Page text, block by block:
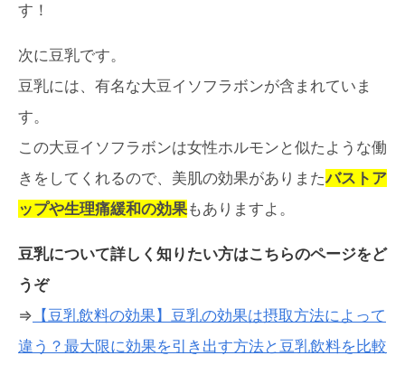
す！
次に豆乳です。
豆乳には、有名な大豆イソフラボンが含まれていま
す。
この大豆イソフラボンは女性ホルモンと似たような働
きをしてくれるので、美肌の効果がありまたバストア
ップや生理痛緩和の効果もありますよ。
豆乳について詳しく知りたい方はこちらのページをど
うぞ
⇒ 【豆乳飲料の効果】豆乳の効果は摂取方法によって
違う？最大限に効果を引き出す方法と豆乳飲料を比較